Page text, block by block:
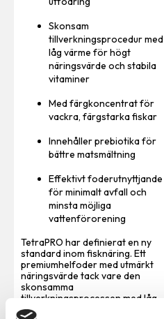
Skonsam
tillverkningsprocedur med
låg värme för högt
näringsvärde och stabila
vitaminer
Med färgkoncentrat för
vackra, färgstarka fiskar
Innehåller prebiotika för
bättre matsmältning
Effektivt foderutnyttjande
för minimalt avfall och
minsta möjliga
vattenförorening
TetraPRO har definierat en ny
standard inom fisknäring. Ett
premiumhelfoder med utmärkt
näringsvärde tack vare den
skonsamma
tillverkningsprocessen med låg
värme. Det extra